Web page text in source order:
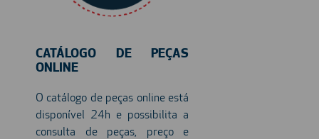
CATÁLOGO DE PEÇAS
ONLINE
O catálogo de peças online está
disponível 24h e possibilita a
consulta de peças, preço e